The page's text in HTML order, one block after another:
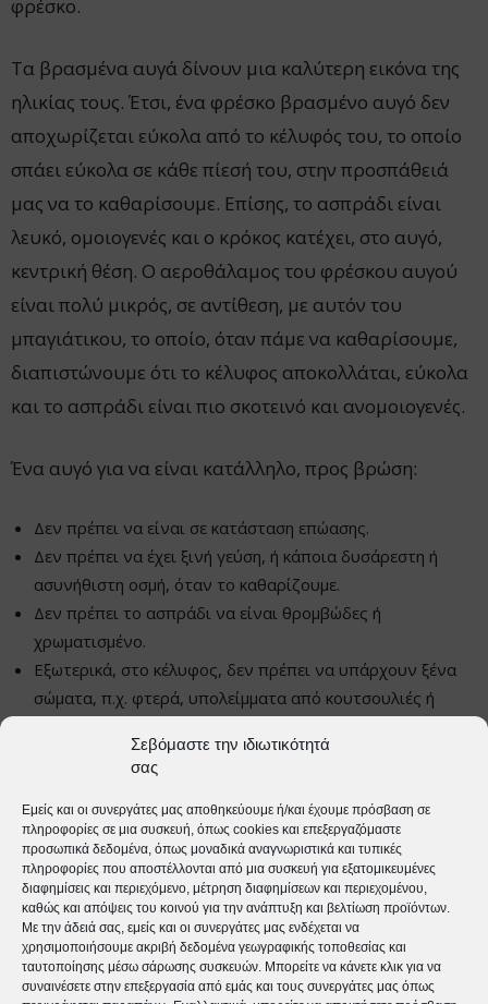
Σεβόμαστε την ιδιωτικότητά
σας
Εμείς και οι συνεργάτες μας αποθηκεύουμε ή/και έχουμε πρόσβαση σε
πληροφορίες σε μια συσκευή, όπως cookies και επεξεργαζόμαστε
προσωπικά δεδομένα, όπως μοναδικά αναγνωριστικά και τυπικές
πληροφορίες που αποστέλλονται από μια συσκευή για εξατομικευμένες
διαφημίσεις και περιεχόμενο, μέτρηση διαφημίσεων και περιεχομένου,
καθώς και απόψεις του κοινού για την ανάπτυξη και βελτίωση προϊόντων.
Με την άδειά σας, εμείς και οι συνεργάτες μας ενδέχεται να
χρησιμοποιήσουμε ακριβή δεδομένα γεωγραφικής τοποθεσίας και
ταυτοποίησης μέσω σάρωσης συσκευών. Μπορείτε να κάνετε κλικ για να
συναινέσετε στην επεξεργασία από εμάς και τους συνεργάτες μας όπως
φρέσκο.
Τα βρασμένα αυγά δίνουν μια καλύτερη εικόνα της
ηλικίας τους. Έτσι, ένα φρέσκο βρασμένο αυγό δεν
αποχωρίζεται εύκολα από το κέλυφός του, το οποίο
σπάει εύκολα σε κάθε πίεσή του, στην προσπάθειά
μας να το καθαρίσουμε. Επίσης, το ασπράδι είναι
λευκό, ομοιογενές και ο κρόκος κατέχει, στο αυγό,
κεντρική θέση. Ο αεροθάλαμος του φρέσκου αυγού
είναι πολύ μικρός, σε αντίθεση, με αυτόν του
μπαγιάτικου, το οποίο, όταν πάμε να καθαρίσουμε,
διαπιστώνουμε ότι το κέλυφος αποκολλάται, εύκολα
και το ασπράδι είναι πιο σκοτεινό και ανομοιογενές.
Ένα αυγό για να είναι κατάλληλο, προς βρώση:
Δεν πρέπει να είναι σε κατάσταση επώασης.
Δεν πρέπει να έχει ξινή γεύση, ή κάποια δυσάρεστη ή
ασυνήθιστη οσμή, όταν το καθαρίζουμε.
Δεν πρέπει το ασπράδι να είναι θρομβώδες ή
χρωματισμένο.
Εξωτερικά, στο κέλυφος, δεν πρέπει να υπάρχουν ξένα
σώματα, π.χ. φτερά, υπολείμματα από κουτσουλιές ή
επιμολύνσεων.
Τα αυγά, που αγοράζει ο καταναλωτής, είναι
κατηγορίας Α και ταξινομούνται, ως εξής:
XL = πολύ μεγάλο (πάνω από 73γρ.)
L = μεγάλο (από 63-73γρ.)
M = μεσαίο (από 53-63γρ.)
S = μικρό (κάτω από 53γρ.)